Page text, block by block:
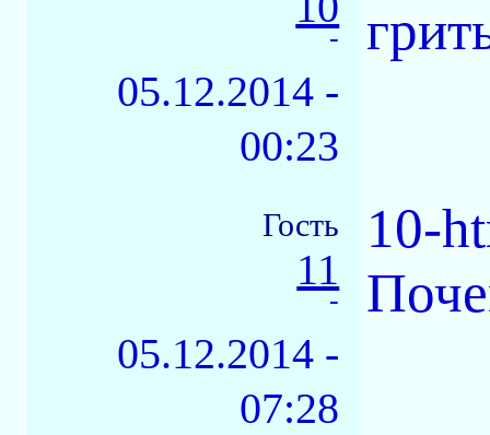
-
05.12.2014 -
00:23
Гость
11
-
05.12.2014 -
07:28
10-